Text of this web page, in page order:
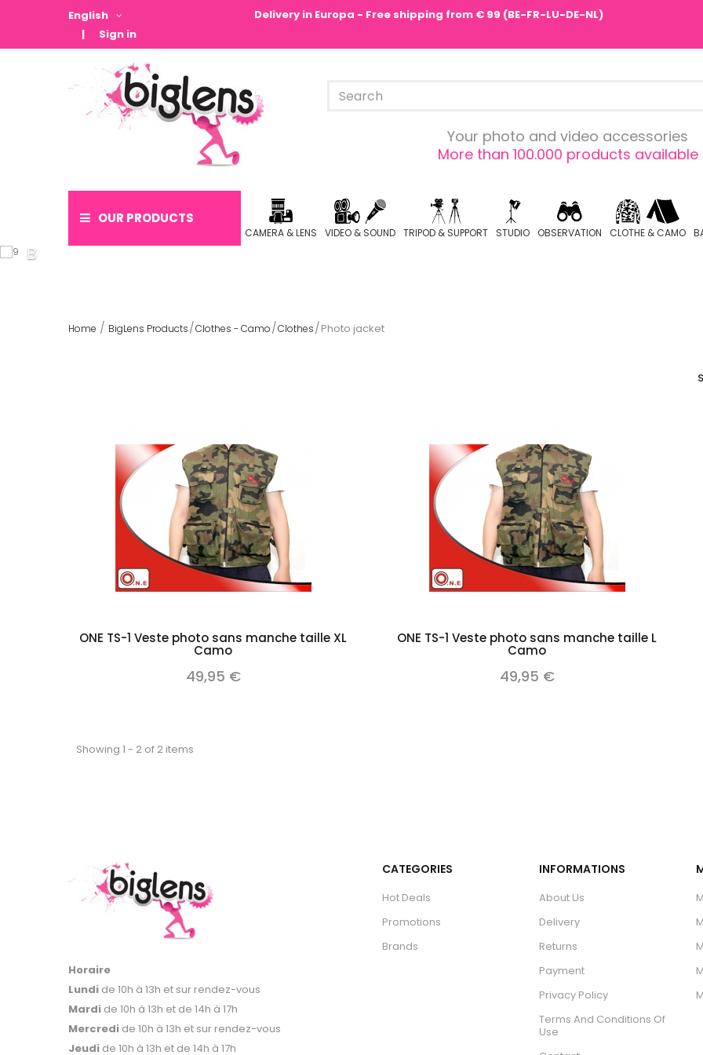
English
Delivery in Europa - Free shipping from € 99 (BE-FR-LU-DE-NL)
Sign in
Your photo and video accessories
More than 100.000 products available
OUR PRODUCTS
CAMERA & LENS VIDEO & SOUND TRIPOD & SUPPORT STUDIO OBSERVATION CLOTHE & CAMO
Home BigLens Products Clothes - Camo Clothes Photo jacket
Add to cart
ONE TS-1 Veste photo sans manche taille XL
Camo
49,95 €
Add to cart
ONE TS-1 Veste photo sans manche taille L
Camo
49,95 €
Showing 1 - 2 of 2 items
Horaire
Lundi de 10h à 13h et sur rendez-vous
Mardi de 10h à 13h et de 14h à 17h
Mercredi de 10h à 13h et sur rendez-vous
Jeudi de 10h à 13h et de 14h à 17h
CATEGORIES
Hot Deals
Promotions
Brands
INFORMATIONS
About Us
Delivery
Returns
Payment
Privacy Policy
Terms And Conditions Of
Use